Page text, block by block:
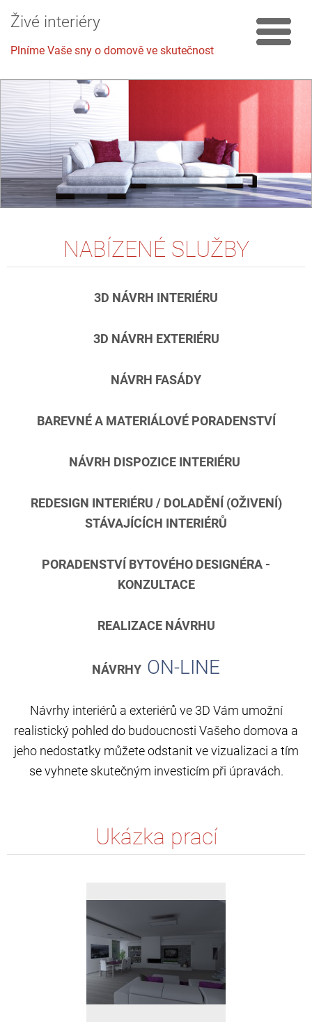
Živé interiéry
Plníme Vaše sny o domově ve skutečnost
NABÍZENÉ SLUŽBY
3D NÁVRH INTERIÉRU
3D NÁVRH EXTERIÉRU
NÁVRH FASÁDY
BAREVNÉ A MATERIÁLOVÉ PORADENSTVÍ
NÁVRH DISPOZICE INTERIÉRU
REDESIGN INTERIÉRU / DOLADĚNÍ (OŽIVENÍ)
STÁVAJÍCÍCH INTERIÉRŮ
PORADENSTVÍ BYTOVÉHO DESIGNÉRA -
KONZULTACE
REALIZACE NÁVRHU
NÁVRHY ON-LINE
Návrhy interiérů a exteriérů ve 3D Vám umožní
realistický pohled do budoucnosti Vašeho domova a
jeho nedostatky můžete odstanit ve vizualizaci a tím
se vyhnete skutečným investicím při úpravách.
Ukázka prací